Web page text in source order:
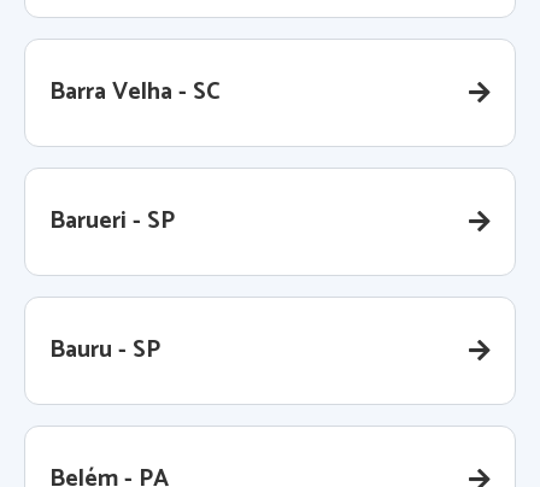
Barra Velha - SC
Barueri - SP
Bauru - SP
Belém - PA